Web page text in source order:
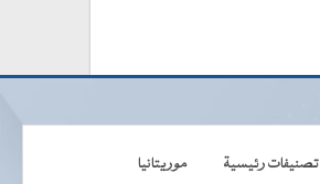
تصنيفات رئيسية
موريتانيا